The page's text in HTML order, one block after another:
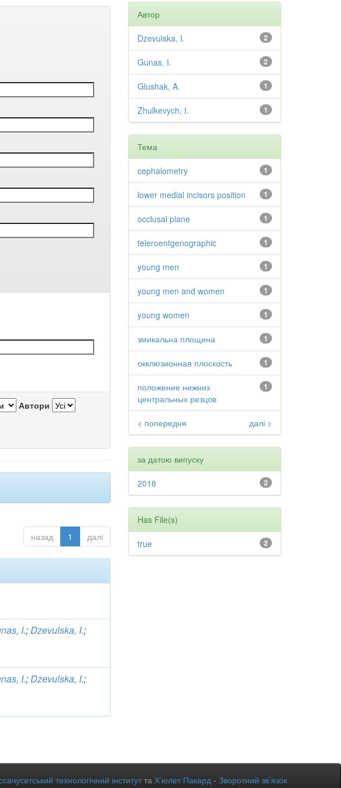
Автори
назад 1 далі
I.;Dzevulska, I.;
I.;Dzevulska, I.;
Автор
2
Dzevulska, I.
2
Gunas, I.
1
Glushak, A.
1
Zhulkevych, I.
Тема
1
cephalometry
1
lower medial incisors position
1
occlusal plane
1
teleroentgenographic
1
young men
1
young men and women
1
young women
1
змикальна площина
1
окклюзионная плоскость
1
положение нижних
центральных резцов
< попередня далі >
за датою випуску
2
2018
Has File(s)
2
true
технологічний інститутта Х’юлет Пакард - Зворотний зв’язок